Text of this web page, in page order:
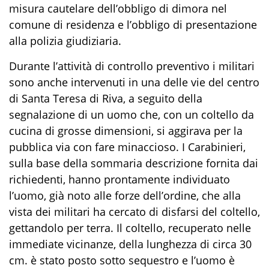
misura cautelare dell’obbligo di dimora nel
comune di residenza e l’obbligo di presentazione
alla polizia giudiziaria.
Durante l’attività di controllo preventivo i militari
sono anche intervenuti in una delle vie del centro
di Santa Teresa di Riva, a seguito della
segnalazione di un uomo che, con un coltello da
cucina di grosse dimensioni, si aggirava per la
pubblica via con fare minaccioso. I Carabinieri,
sulla base della sommaria descrizione fornita dai
richiedenti, hanno prontamente individuato
l’uomo, già noto alle forze dell’ordine, che alla
vista dei militari ha cercato di disfarsi del coltello,
gettandolo per terra. Il coltello, recuperato nelle
immediate vicinanze, della lunghezza di circa 30
cm. è stato posto sotto sequestro e l’uomo è